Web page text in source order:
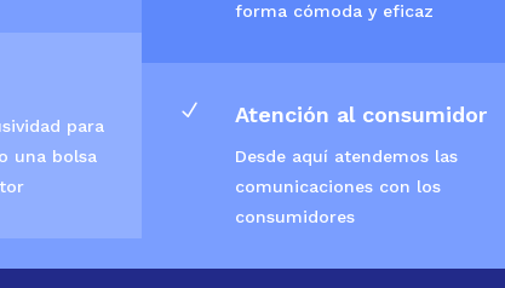
para
una bolsa
forma cómoda y eficaz
N Atención al consumidor
Desde aquí atendemos las
comunicaciones con los
consumidores